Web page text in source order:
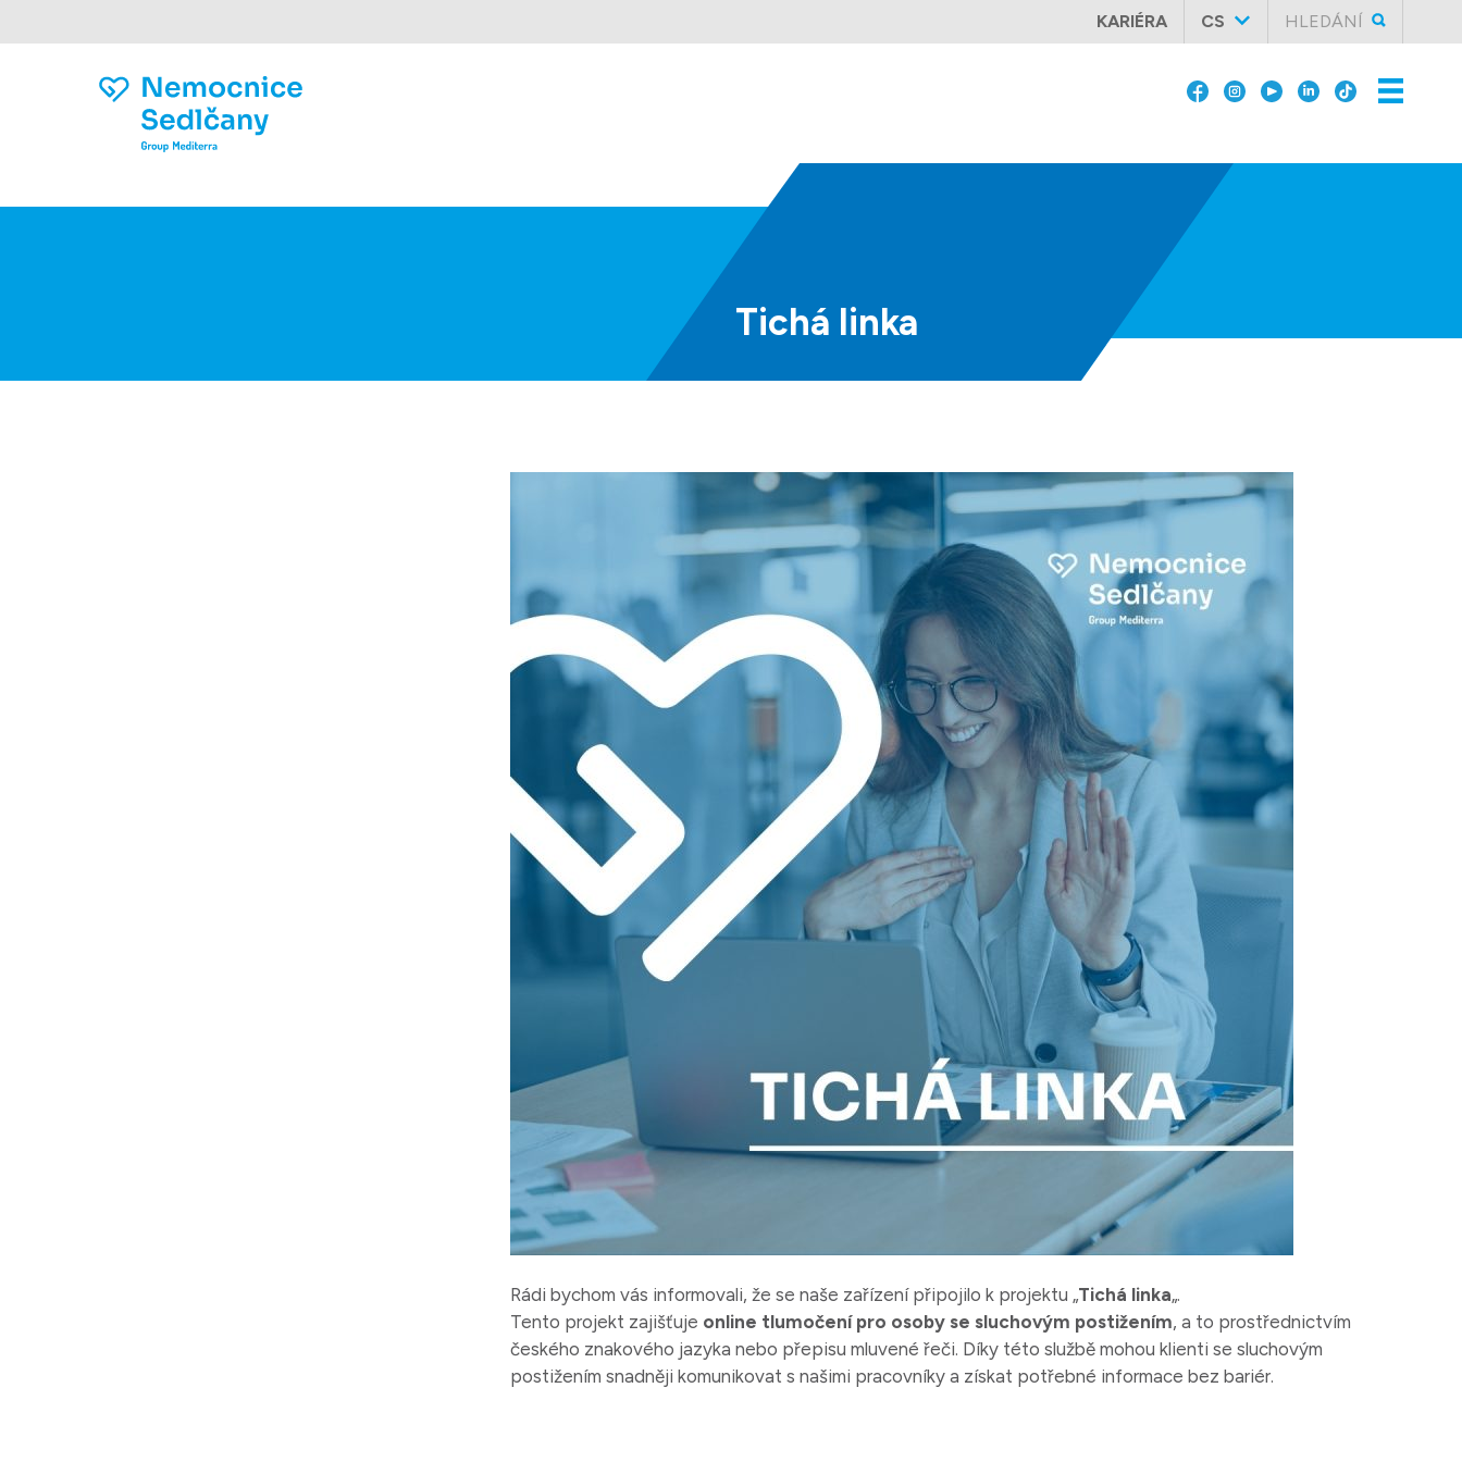
HLEDÁNÍ
KARIÉRA CS
Tichá linka
Rádi bychom vás informovali, že se naše zařízení připojilo k projektu „Tichá linka„.
Tento projekt zajišťuje online tlumočení pro osoby se sluchovým postižením, a to prostřednictvím
českého znakového jazyka nebo přepisu mluvené řeči. Díky této službě mohou klienti se sluchovým
postižením snadněji komunikovat s našimi pracovníky a získat potřebné informace bez bariér.